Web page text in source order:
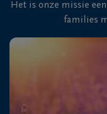
56
Het is onze missie
families